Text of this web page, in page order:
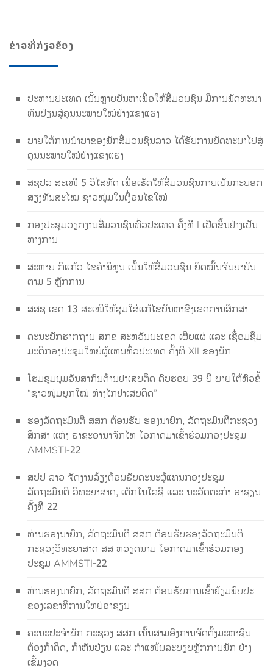
ຂ່າວທີ່ກ່ຽວຂ້ອງ
ປະທານປະເທດ ເນັ້ນຫຼາຍບັນຫາເພື່ອໃຫ້ສື່ມວນຊົນ ມີການພັດທະນາ
ຫັນປ່ຽນສູ່ຄຸນນະພາບໃໝ່ຢ່າງແຂງແຮງ
ພາຍໃຕ້ການນໍາພາຂອງພັກສື່ມວນຊົນລາວ ໄດ້ຮັບການພັດທະນາໄປສູ່
ຄຸນນະພາບໃໝ່ຢ່າງແຂງແຮງ
ສຊປລ ສະເໜີ 5 ວິໄສທັດ ເພື່ອເຮັດໃຫ້ສື່ມວນຊົນກາຍເປັນກະບອກ
ສຽງທັນສະໄໝ ຊາວໜຸ່ມໃນເງື່ອນໄຂໃໝ່
ກອງປະຊຸມວຽກງານສື່ມວນຊົນທົ່ວປະເທດ ຄັ້ງທີ I ເປີດຂຶ້ນຢ່າງເປັນ
ທາງການ
ສະຫາຍ ກິແກ້ວ ໄຂຄຳພິທູນ ເນັ້ນໃຫ້ສື່ມວນຊົນ ຍຶດໝັ້ນຈັນຍາບັນ
ຕາມ 5 ຫຼັກການ
ສສຊ ເຂດ 13 ສະເໜີໃຫ້ສຸມໃສ່ແກ້ໄຂບັນຫາຂົງເຂດການສຶກສາ
ຄະນະພັກຮາກຖານ ສກຂ ສະຫວັນນະເຂດ ເຜີຍແຜ່ ແລະ ເຊື່ອມຊຶມ
ມະຕິກອງປະຊຸມໃຫຍ່ຜູ້ແທນທົ່ວປະເທດ ຄັ້ງທີ XII ຂອງພັກ
ໂຮມຊຸມນຸມວັນສາກົນຕ້ານຢາເສບຕິດ ຄົບຮອບ 39 ປີ ພາຍໃຕ້ຫົວຂໍ້
“ຊາວໜຸ່ມຍຸກໃໝ່ ຫ່າງໄກຢາເສບຕິດ”
ຮອງລັດຖະມົນຕີ ສສກ ຕ້ອນຮັບ ຮອງນາຍົກ, ລັດຖະມົນຕີກະຊວງ
ສຶກສາ ແຫ່ງ ຣາຊະອານາຈັກໄທ ໂອກາດມາເຂົ້າຮ່ວມກອງປະຊຸມ
AMMSTI-22
ສປປ ລາວ ຈັດງານລ້ຽງຕ້ອນຮັບຄະນະຜູ້ແທນກອງປະຊຸມ
ລັດຖະມົນຕີ ວິທະຍາສາດ, ເຕັກໂນໂລຊີ ແລະ ນະວັດຕະກໍາ ອາຊຽນ
ຄັ້ງທີ 22
ທ່ານຮອງນາຍົກ, ລັດຖະມົນຕີ ສສກ ຕ້ອນຮັບຮອງລັດຖະມົນຕີ
ກະຊວງວິທະຍາສາດ ສສ ຫວຽດນາມ ໂອກາດມາເຂົ້າຮ່ວມກອງ
ປະຊຸມ AMMSTI-22
ທ່ານຮອງນາຍົກ, ລັດຖະມົນຕີ ສສກ ຕ້ອນຮັບການເຂົ້າຢ້ຽມພົບປະ
ຂອງເລຂາທິການໃຫຍ່ອາຊຽນ
ຄະນະປະຈຳພັກ ກະຊວງ ສສກ ເນັ້ນສາມອົງການຈັດຕັ້ງມະຫາຊົນ
ຕ້ອງກ້າຄິດ, ກ້າຫັນປ່ຽນ ແລະ ກຳແໜ້ນລະບຽບຫຼັກການພັກ ຢ່າງ
ເຂັ້ມງວດ